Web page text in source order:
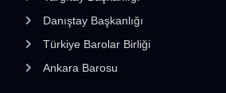
Danıştay Başkanlığı
Türkiye Barolar Birliği
Ankara Barosu